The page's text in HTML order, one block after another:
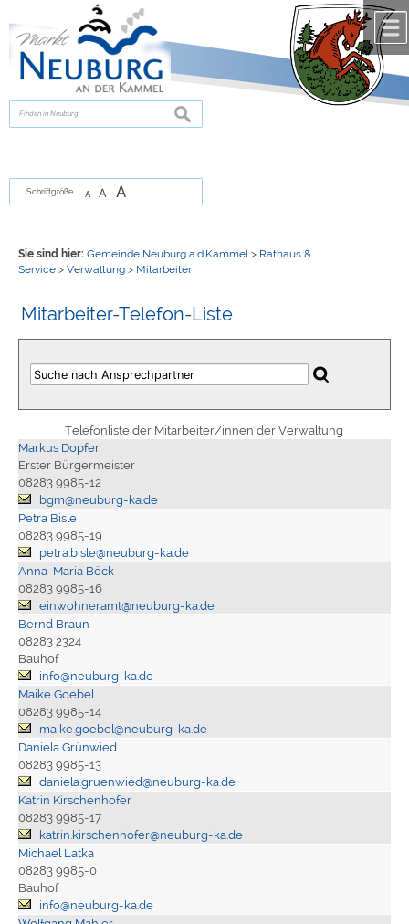
zur Navigationoder
springen.
suchen
Schriftgröße A A A
Sie sind hier: Gemeinde Neuburg a.d.Kammel > Rathaus &
Service> Verwaltung> Mitarbeiter
Mitarbeiter-Telefon-Liste
Telefonliste der Mitarbeiter/innen der Verwaltung
Markus Dopfer
Erster Bürgermeister
08283 9985-12
bgm@neuburg-ka.de
Petra Bisle
08283 9985-19
petra.bisle@neuburg-ka.de
Anna-Maria Böck
08283 9985-16
einwohneramt@neuburg-ka.de
Bernd Braun
08283 2324
Bauhof
info@neuburg-ka.de
Maike Goebel
08283 9985-14
maike.goebel@neuburg-ka.de
Daniela Grünwied
08283 9985-13
daniela.gruenwied@neuburg-ka.de
Katrin Kirschenhofer
08283 9985-17
katrin.kirschenhofer@neuburg-ka.de
Michael Latka
08283 9985-0
Bauhof
info@neuburg-ka.de